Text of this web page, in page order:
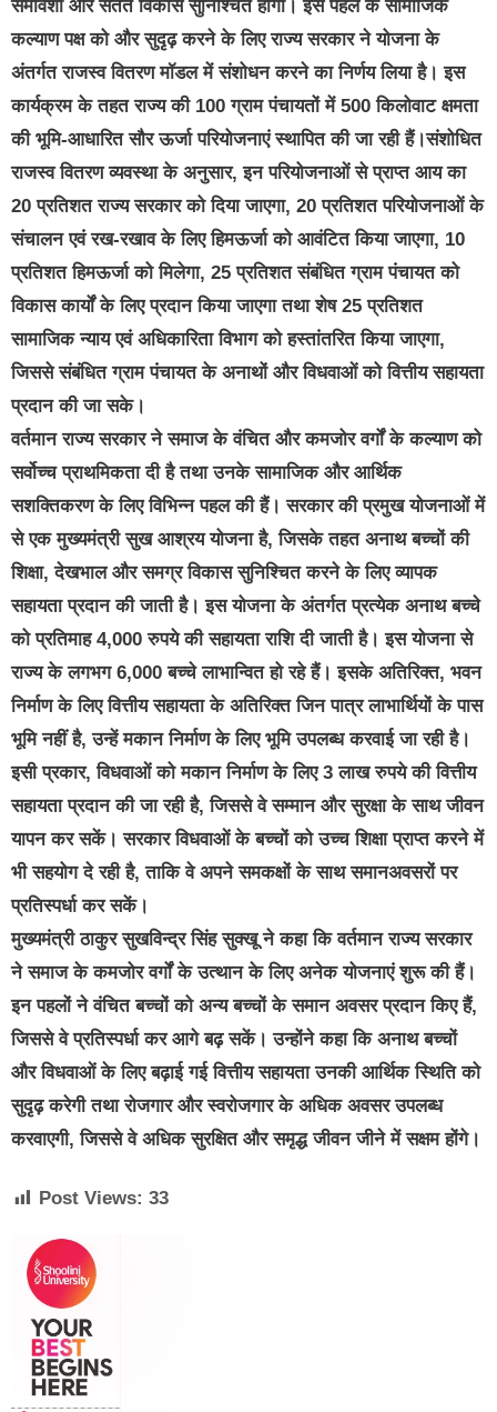
समावेशी और सतत विकास सुनिश्चित होगा। इस पहल के सामाजिक
कल्याण पक्ष को और सुदृढ़ करने के लिए राज्य सरकार ने योजना के
अंतर्गत राजस्व वितरण मॉडल में संशोधन करने का निर्णय लिया है। इस
कार्यक्रम के तहत राज्य की 100 ग्राम पंचायतों में 500 किलोवाट क्षमता
की भूमि-आधारित सौर ऊर्जा परियोजनाएं स्थापित की जा रही हैं।संशोधित
राजस्व वितरण व्यवस्था के अनुसार, इन परियोजनाओं से प्राप्त आय का
20 प्रतिशत राज्य सरकार को दिया जाएगा, 20 प्रतिशत परियोजनाओं के
संचालन एवं रख-रखाव के लिए हिमऊर्जा को आवंटित किया जाएगा, 10
प्रतिशत हिमऊर्जा को मिलेगा, 25 प्रतिशत संबंधित ग्राम पंचायत को
विकास कार्यों के लिए प्रदान किया जाएगा तथा शेष 25 प्रतिशत
सामाजिक न्याय एवं अधिकारिता विभाग को हस्तांतरित किया जाएगा,
जिससे संबंधित ग्राम पंचायत के अनाथों और विधवाओं को वित्तीय सहायता
प्रदान की जा सके।
वर्तमान राज्य सरकार ने समाज के वंचित और कमजोर वर्गों के कल्याण को
सर्वोच्च प्राथमिकता दी है तथा उनके सामाजिक और आर्थिक
सशक्तिकरण के लिए विभिन्न पहल की हैं। सरकार की प्रमुख योजनाओं में
से एक मुख्यमंत्री सुख आश्रय योजना है, जिसके तहत अनाथ बच्चों की
शिक्षा, देखभाल और समग्र विकास सुनिश्चित करने के लिए व्यापक
सहायता प्रदान की जाती है। इस योजना के अंतर्गत प्रत्येक अनाथ बच्चे
को प्रतिमाह 4,000 रुपये की सहायता राशि दी जाती है। इस योजना से
राज्य के लगभग 6,000 बच्चे लाभान्वित हो रहे हैं। इसके अतिरिक्त, भवन
निर्माण के लिए वित्तीय सहायता के अतिरिक्त जिन पात्र लाभार्थियों के पास
भूमि नहीं है, उन्हें मकान निर्माण के लिए भूमि उपलब्ध करवाई जा रही है।
इसी प्रकार, विधवाओं को मकान निर्माण के लिए 3 लाख रुपये की वित्तीय
सहायता प्रदान की जा रही है, जिससे वे सम्मान और सुरक्षा के साथ जीवन
यापन कर सकें। सरकार विधवाओं के बच्चों को उच्च शिक्षा प्राप्त करने में
भी सहयोग दे रही है, ताकि वे अपने समकक्षों के साथ समानअवसरों पर
प्रतिस्पर्धा कर सकें।
मुख्यमंत्री ठाकुर सुखविन्द्र सिंह सुक्खू ने कहा कि वर्तमान राज्य सरकार
ने समाज के कमजोर वर्गों के उत्थान के लिए अनेक योजनाएं शुरू की हैं।
इन पहलों ने वंचित बच्चों को अन्य बच्चों के समान अवसर प्रदान किए हैं,
जिससे वे प्रतिस्पर्धा कर आगे बढ़ सकें। उन्होंने कहा कि अनाथ बच्चों
और विधवाओं के लिए बढ़ाई गई वित्तीय सहायता उनकी आर्थिक स्थिति को
सुदृढ़ करेगी तथा रोजगार और स्वरोजगार के अधिक अवसर उपलब्ध
करवाएगी, जिससे वे अधिक सुरक्षित और समृद्ध जीवन जीने में सक्षम होंगे।
Post Views: 33